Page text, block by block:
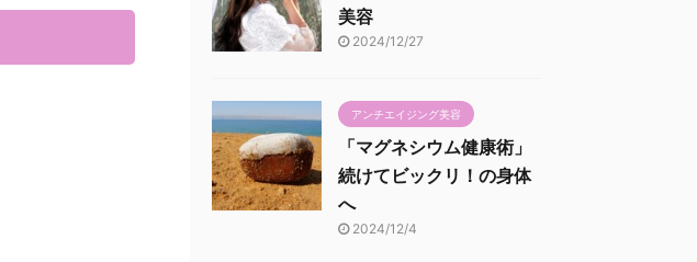
美容
2024/12/27
アンチエイジング美容
「マグネシウム健康術」
続けてビックリ！の身体
へ
2024/12/4